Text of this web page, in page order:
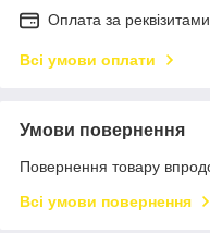
Оплата за
Всі умови оплати
Умови повернення
Повернення товару
Всі умови повернення